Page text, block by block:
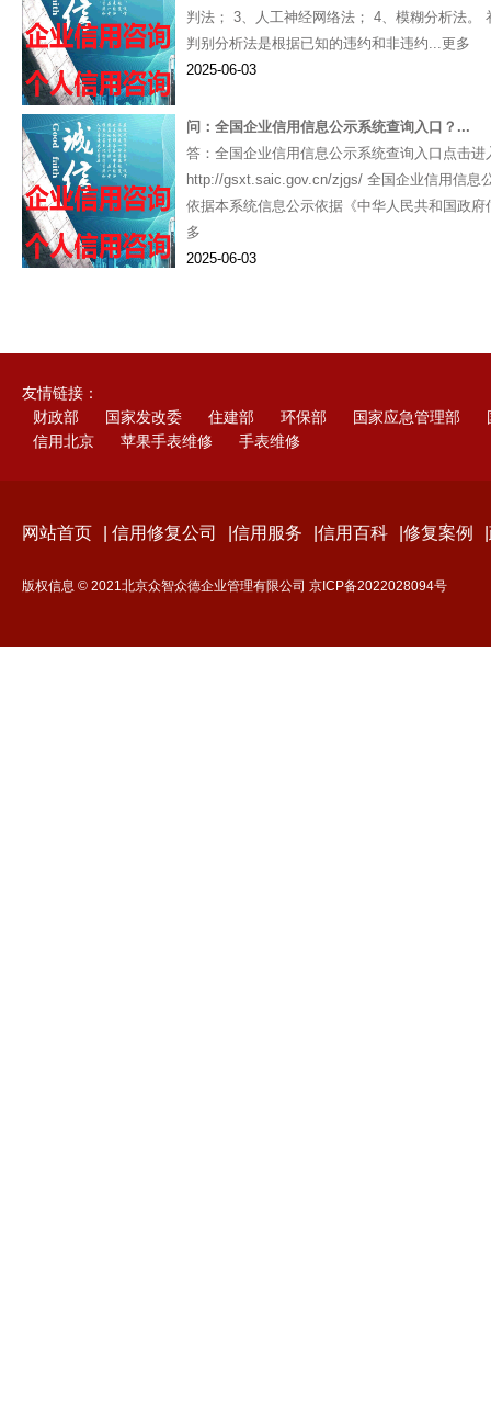
判法； 3、人工神经网络法； 4、模糊分析法。
判别分析法是根据已知的违约和非违约...更多
2025-06-03
问：全国企业信用信息公示系统查询入口？...
答：全国企业信用信息公示系统查询入口点击进
http://gsxt.saic.gov.cn/zjgs/ 全国企业信用信息
依据本系统信息公示依据《中华人民共和国政
多
2025-06-03
友情链接：
财政部
国家发改委 住建部 环保部 国家应急管理部
信用北京
苹果手表维修 手表维修
网站首页 信用修复公司 信用服务 信用百科 修复案例
版权信息 © 2021北京众智众德企业管理有限公司 京ICP备2022028094号